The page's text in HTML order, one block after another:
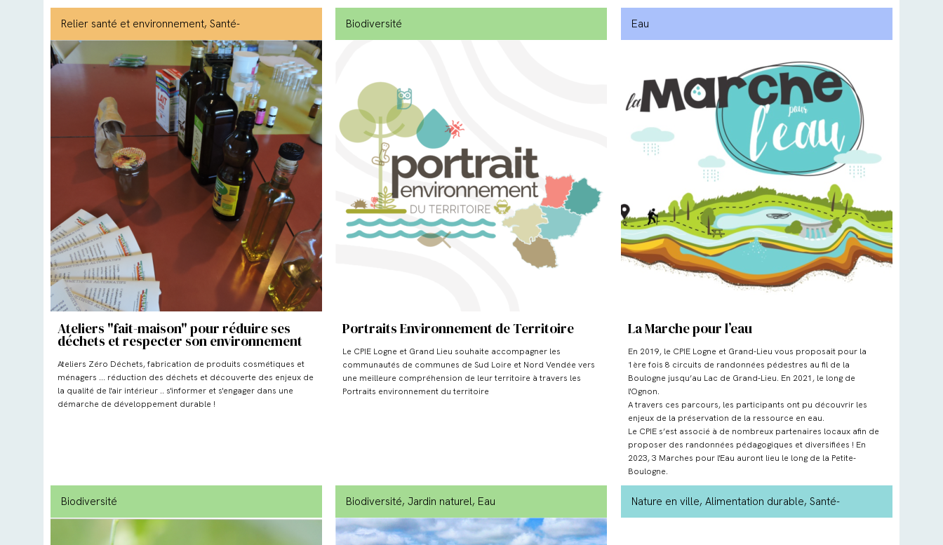
Relier santé et environnement, Santé-
environnement, Eau, Déchets
Ateliers "fait-maison" pour réduire ses
déchets et respecter son environnement
Ateliers Zéro Déchets, fabrication de produits cosmétiques et
ménagers ... réduction des déchets et découverte des enjeux de
la qualité de l'air intérieur .. s'informer et s'engager dans une
démarche de développement durable !
Biodiversité
Portraits Environnement de Territoire
Le CPIE Logne et Grand Lieu souhaite accompagner les
communautés de communes de Sud Loire et Nord Vendée vers
une meilleure compréhension de leur territoire à travers les
Portraits environnement du territoire
Eau
La Marche pour l’eau
En 2019, le CPIE Logne et Grand-Lieu vous proposait pour la
1ère fois 8 circuits de randonnées pédestres au fil de la
Boulogne jusqu’au Lac de Grand-Lieu. En 2021, le long de
l'Ognon.
A travers ces parcours, les participants ont pu découvrir les
enjeux de la préservation de la ressource en eau.
Le CPIE s’est associé à de nombreux partenaires locaux afin de
proposer des randonnées pédagogiques et diversifiées ! En
2023, 3 Marches pour l'Eau auront lieu le long de la Petite-
Boulogne.
Biodiversité Biodiversité, Jardin naturel, Eau Nature en ville, Alimentation durable, Santé-